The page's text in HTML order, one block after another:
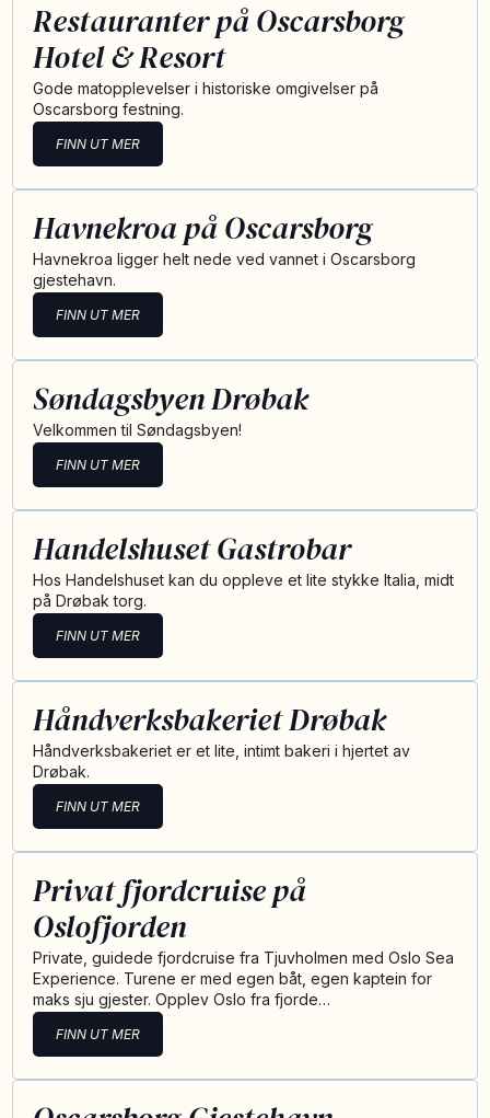
Restauranter på Oscarsborg
Hotel & Resort
Gode matopplevelser i historiske omgivelser på
Oscarsborg festning.
FINN UT MER
Havnekroa på Oscarsborg
Havnekroa ligger helt nede ved vannet i Oscarsborg
gjestehavn.
FINN UT MER
Søndagsbyen Drøbak
Velkommen til Søndagsbyen!
FINN UT MER
Handelshuset Gastrobar
Hos Handelshuset kan du oppleve et lite stykke Italia, midt
på Drøbak torg.
FINN UT MER
Håndverksbakeriet Drøbak
Håndverksbakeriet er et lite, intimt bakeri i hjertet av
Drøbak.
FINN UT MER
Privat fjordcruise på
Oslofjorden
Private, guidede fjordcruise fra Tjuvholmen med Oslo Sea
Experience. Turene er med egen båt, egen kaptein for
maks sju gjester. Opplev Oslo fra fjorde…
FINN UT MER